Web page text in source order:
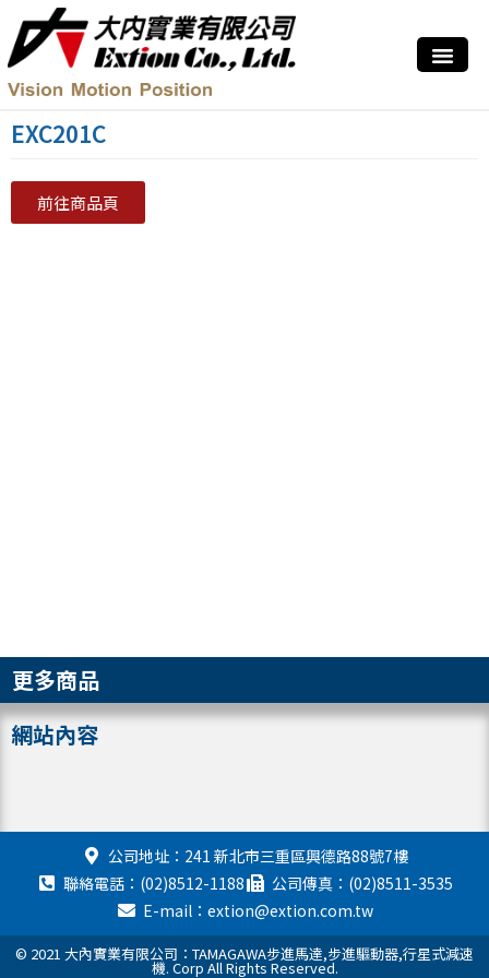
EXC201C
前往商品頁
更多商品
網站內容
公司地址：241 新北市三重區興德路88號7樓
聯絡電話：(02)8512-1188
公司傳真：(02)8511-3535
E-mail：extion@extion.com.tw
© 2021 大內實業有限公司：TAMAGAWA步進馬達,步進驅動器,行星式減速
機. Corp All Rights Reserved.